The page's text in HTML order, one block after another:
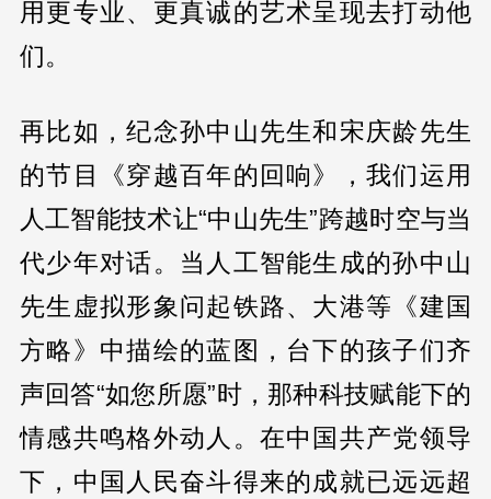
用更专业、更真诚的艺术呈现去打动他
们。
再比如，纪念孙中山先生和宋庆龄先生
的节目《穿越百年的回响》，我们运用
人工智能技术让“中山先生”跨越时空与当
代少年对话。当人工智能生成的孙中山
先生虚拟形象问起铁路、大港等《建国
方略》中描绘的蓝图，台下的孩子们齐
声回答“如您所愿”时，那种科技赋能下的
情感共鸣格外动人。在中国共产党领导
下，中国人民奋斗得来的成就已远远超